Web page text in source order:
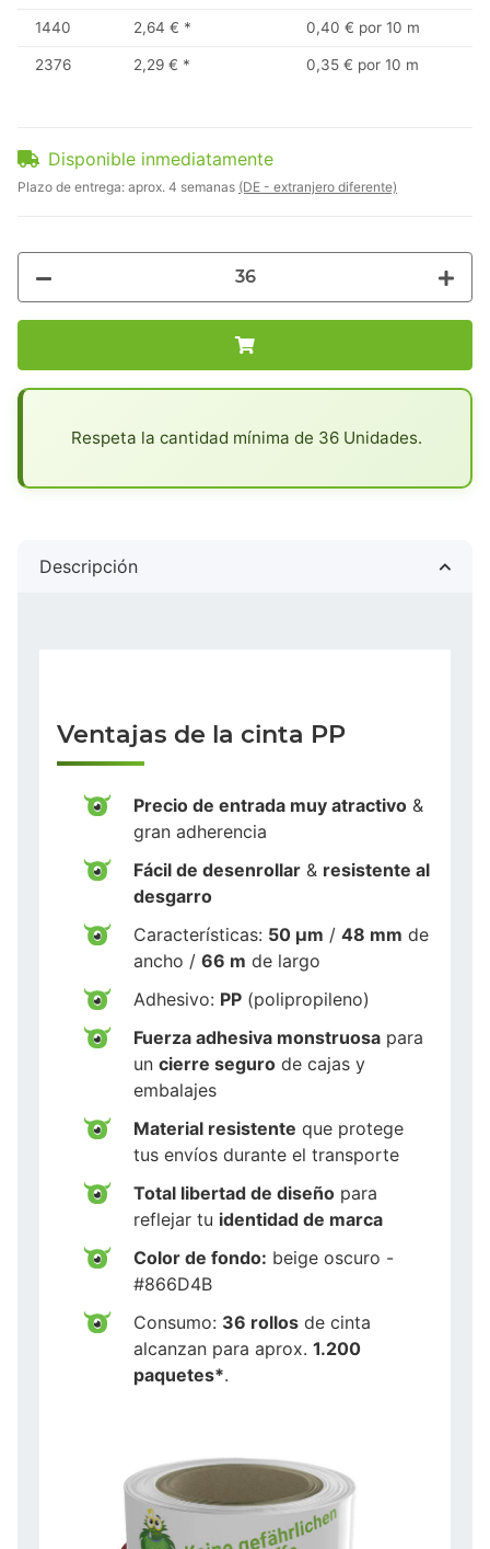
1440 2,64 € * 0,40 € por 10 m
2376 2,29 € * 0,35 € por 10 m
Disponible inmediatamente
Plazo de entrega: aprox. 4 semanas (DE - extranjero diferente)
Respeta la cantidad mínima de 36 Unidades.
Descripción
Ventajas de la cinta PP
Precio de entrada muy atractivo &
gran adherencia
Fácil de desenrollar & resistente al
desgarro
Características: 50 µm / 48 mm de
ancho / 66 m de largo
Adhesivo: PP (polipropileno)
Fuerza adhesiva monstruosa para
un cierre seguro de cajas y
embalajes
Material resistente que protege
tus envíos durante el transporte
Total libertad de diseño para
reflejar tu identidad de marca
Color de fondo: beige oscuro -
#866D4B
Consumo: 36 rollos de cinta
alcanzan para aprox. 1.200
paquetes*.